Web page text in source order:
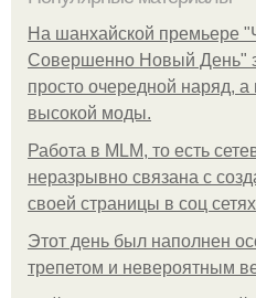
На шанхайской премьере
Совершенно Новый День"
просто очередной наряд,
высокой моды.
Работа в MLM, то есть
неразрывно связана с
своей страницы в соц
Этот день был наполнен
трепетом и невероятным